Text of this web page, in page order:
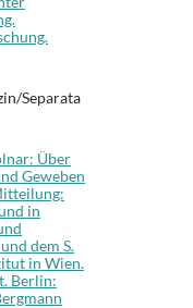
Separata
Über
Geweben
in
dem S.
in Wien.
Berlin: